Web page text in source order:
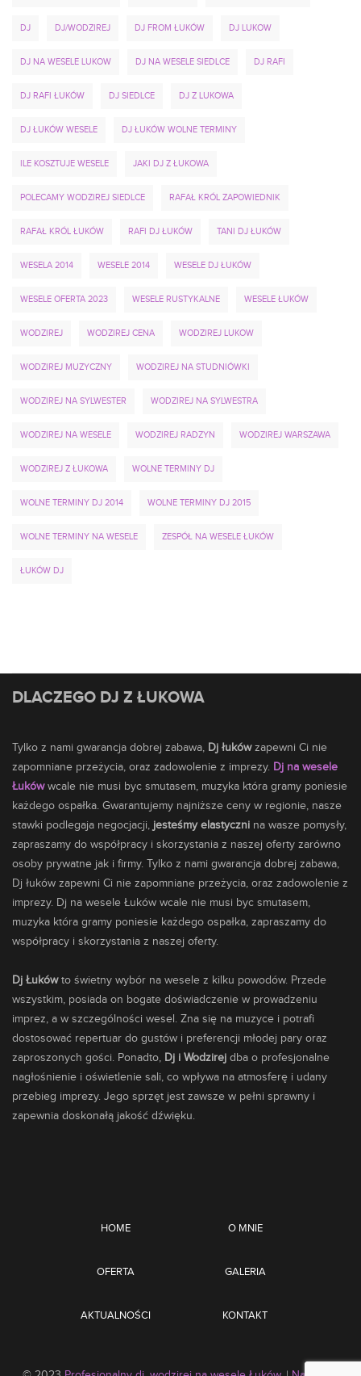
DJ DJ/WODZIREJ DJ FROM ŁUKÓW DJ LUKOW
DJ NA WESELE LUKOW DJ NA WESELE SIEDLCE DJ RAFI
DJ RAFI ŁUKÓW DJ SIEDLCE DJ Z LUKOWA
DJ ŁUKÓW WESELE DJ ŁUKÓW WOLNE TERMINY
ILE KOSZTUJE WESELE JAKI DJ Z ŁUKOWA
POLECAMY WODZIREJ SIEDLCE RAFAŁ KRÓL ZAPOWIEDNIK
RAFAŁ KRÓL ŁUKÓW RAFI DJ ŁUKÓW TANI DJ ŁUKÓW
WESELA 2014 WESELE 2014 WESELE DJ ŁUKÓW
WESELE OFERTA 2023 WESELE RUSTYKALNE WESELE ŁUKÓW
WODZIREJ WODZIREJ CENA WODZIREJ LUKOW
WODZIREJ MUZYCZNY WODZIREJ NA STUDNIÓWKI
WODZIREJ NA SYLWESTER WODZIREJ NA SYLWESTRA
WODZIREJ NA WESELE WODZIREJ RADZYN WODZIREJ WARSZAWA
WODZIREJ Z ŁUKOWA WOLNE TERMINY DJ
WOLNE TERMINY DJ 2014 WOLNE TERMINY DJ 2015
WOLNE TERMINY NA WESELE ZESPÓŁ NA WESELE ŁUKÓW
ŁUKÓW DJ
DLACZEGO DJ Z ŁUKOWA
Tylko z nami gwarancja dobrej zabawa, Dj łukówzapewni Ci nie
zapomniane przeżycia, oraz zadowolenie z imprezy. Dj na wesele
Łukówwcale nie musi byc smutasem, muzyka która gramy poniesie
każdego ospałka. Gwarantujemy najniższe ceny w regionie, nasze
stawki podlegaja negocjacji, jesteśmy elastyczni na wasze pomysły,
zapraszamy do współpracy i skorzystania z naszej oferty zarówno
osoby prywatne jak i firmy. Tylko z nami gwarancja dobrej zabawa,
Dj łuków zapewni Ci nie zapomniane przeżycia, oraz zadowolenie z
imprezy. Dj na wesele Łuków wcale nie musi byc smutasem,
muzyka która gramy poniesie każdego ospałka, zapraszamy do
współpracy i skorzystania z naszej oferty.
Dj Łukówto świetny wybór na wesele z kilku powodów. Przede
wszystkim, posiada on bogate doświadczenie w prowadzeniu
imprez, a w szczególności wesel. Zna się na muzyce i potrafi
dostosować repertuar do gustów i preferencji młodej pary oraz
zaproszonych gości. Ponadto, Dj i Wodzirej dba o profesjonalne
nagłośnienie i oświetlenie sali, co wpływa na atmosferę i udany
przebieg imprezy. Jego sprzęt jest zawsze w pełni sprawny i
zapewnia doskonałą jakość dźwięku.
HOME O MNIE
OFERTA GALERIA
AKTUALNOŚCI KONTAKT